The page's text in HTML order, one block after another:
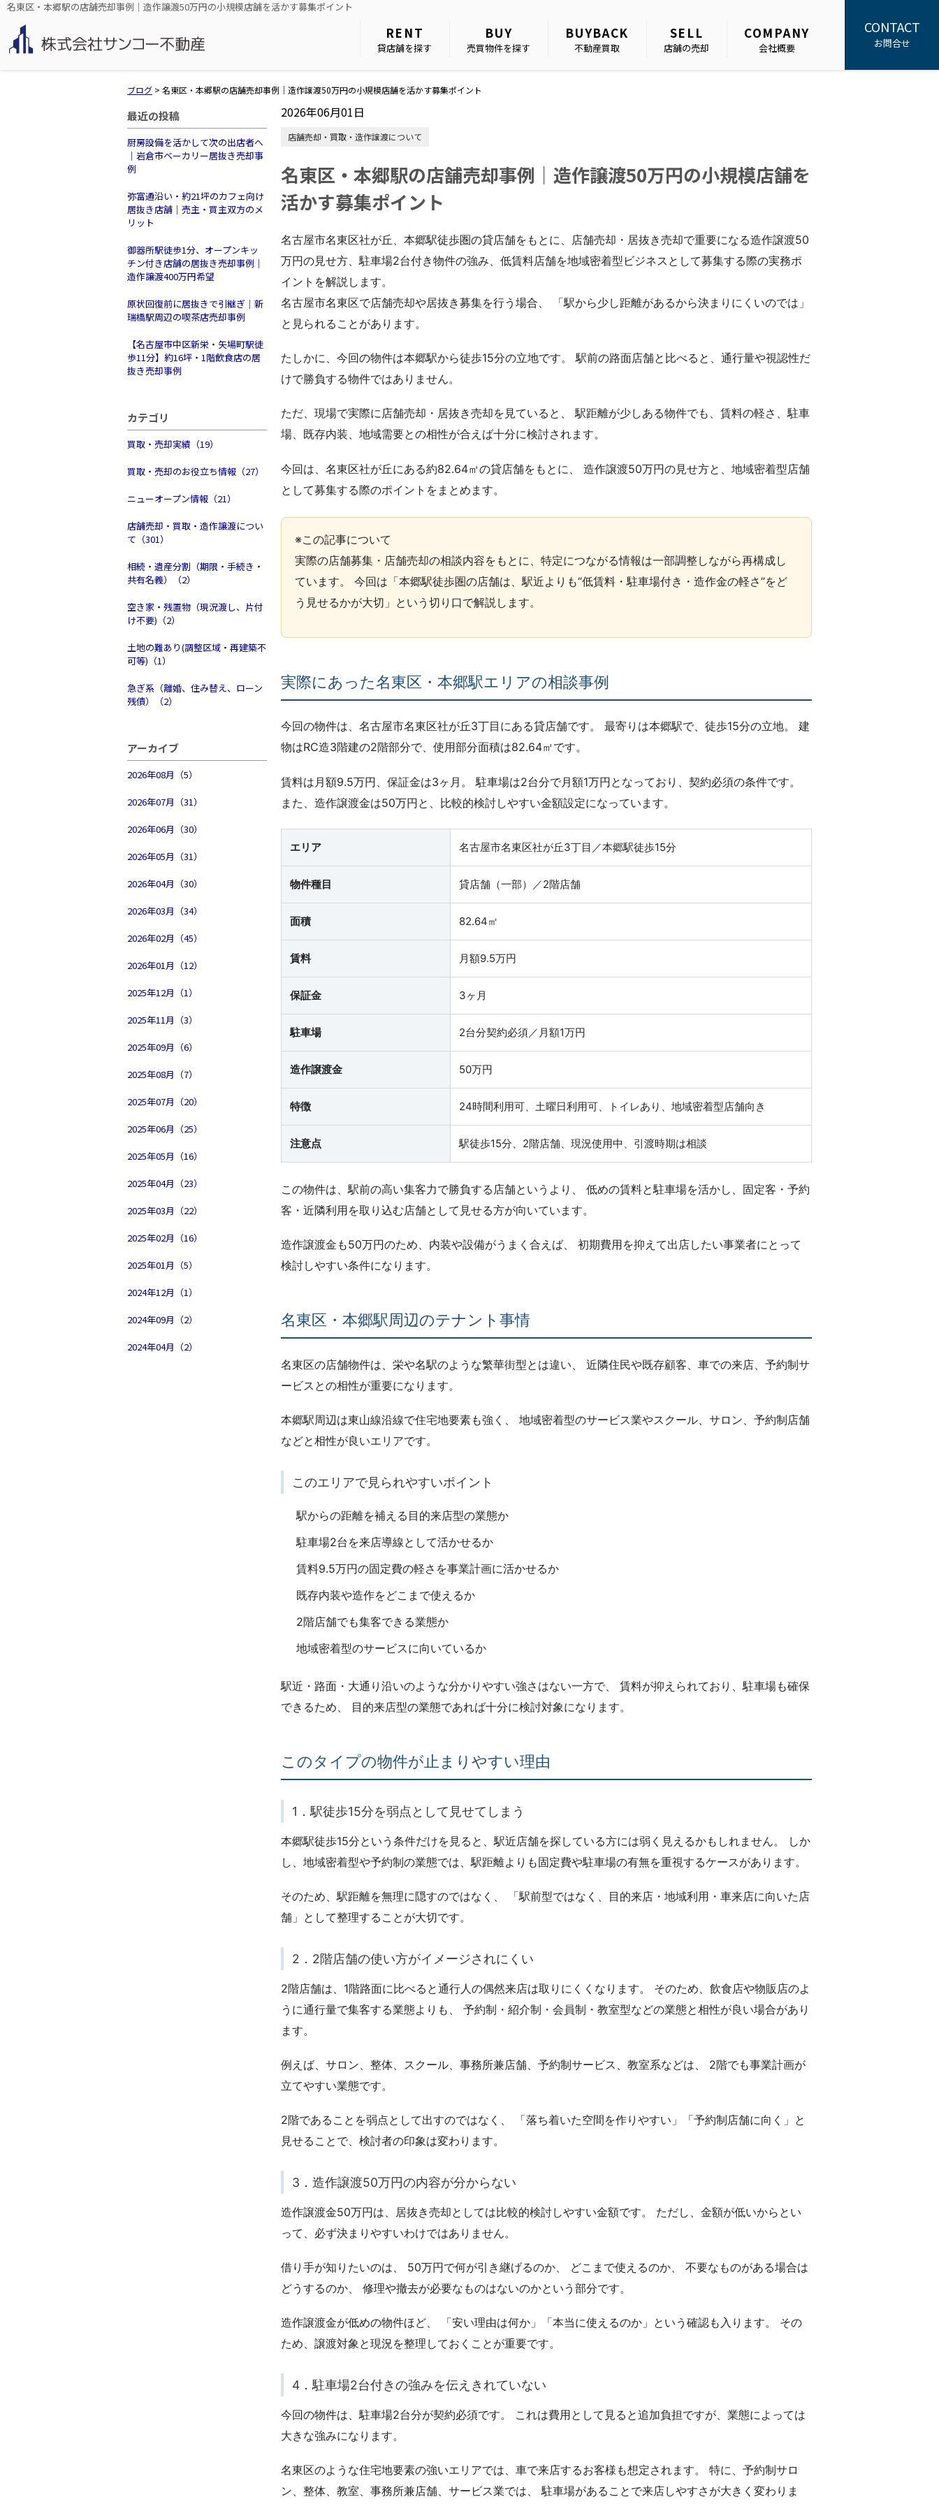
名東区・本郷駅の店舗売却事例｜造作譲渡50万円の小規模店舗を活かす募集ポイント
RENT
貸店舗を探す
BUY
売買物件を探す
BUYBACK
不動産買取
SELL
店舗の売却
COMPANY
会社概要
CONTACT
お問合せ
ブログ > 名東区・本郷駅の店舗売却事例｜造作譲渡50万円の小規模店舗を活かす募集ポイント
最近の投稿
厨房設備を活かして次の出店者へ
｜岩倉市ベーカリー居抜き売却事
例
弥富通沿い・約21坪のカフェ向け
居抜き店舗｜売主・買主双方のメ
リット
御器所駅徒歩1分、オープンキッ
チン付き店舗の居抜き売却事例｜
造作譲渡400万円希望
原状回復前に居抜きで引継ぎ｜新
瑞橋駅周辺の喫茶店売却事例
【名古屋市中区新栄・矢場町駅徒
歩11分】約16坪・1階飲食店の居
抜き売却事例
カテゴリ
買取・売却実績（19）
買取・売却のお役立ち情報（27）
ニューオープン情報（21）
店舗売却・買取・造作譲渡につい
て（301）
相続・遺産分割（期限・手続き・
共有名義）（2）
空き家・残置物（現況渡し、片付
け不要)（2）
土地の難あり(調整区域・再建築不
可等)（1）
急ぎ系（離婚、住み替え、ローン
残債）（2）
アーカイブ
2026年08月（5）
2026年07月（31）
2026年06月（30）
2026年05月（31）
2026年04月（30）
2026年03月（34）
2026年02月（45）
2026年01月（12）
2025年12月（1）
2025年11月（3）
2025年09月（6）
2025年08月（7）
2025年07月（20）
2025年06月（25）
2025年05月（16）
2025年04月（23）
2025年03月（22）
2025年02月（16）
2025年01月（5）
2024年12月（1）
2024年09月（2）
2024年04月（2）
2026年06月01日
店舗売却・買取・造作譲渡について
名東区・本郷駅の店舗売却事例｜造作譲渡50万円の小規模店舗を
活かす募集ポイント
名古屋市名東区社が丘、本郷駅徒歩圏の貸店舗をもとに、店舗売却・居抜き売却で重要になる造作譲渡50
万円の見せ方、駐車場2台付き物件の強み、低賃料店舗を地域密着型ビジネスとして募集する際の実務ポ
イントを解説します。
名古屋市名東区で店舗売却や居抜き募集を行う場合、 「駅から少し距離があるから決まりにくいのでは」
と見られることがあります。
たしかに、今回の物件は本郷駅から徒歩15分の立地です。 駅前の路面店舗と比べると、通行量や視認性だ
けで勝負する物件ではありません。
ただ、現場で実際に店舗売却・居抜き売却を見ていると、 駅距離が少しある物件でも、賃料の軽さ、駐車
場、既存内装、地域需要との相性が合えば十分に検討されます。
今回は、名東区社が丘にある約82.64㎡の貸店舗をもとに、 造作譲渡50万円の見せ方と、地域密着型店舗
として募集する際のポイントをまとめます。
※この記事について
実際の店舗募集・店舗売却の相談内容をもとに、特定につながる情報は一部調整しながら再構成し
ています。 今回は「本郷駅徒歩圏の店舗は、駅近よりも“低賃料・駐車場付き・造作金の軽さ”をど
う見せるかが大切」という切り口で解説します。
実際にあった名東区・本郷駅エリアの相談事例
今回の物件は、名古屋市名東区社が丘3丁目にある貸店舗です。 最寄りは本郷駅で、徒歩15分の立地。 建
物はRC造3階建の2階部分で、使用部分面積は82.64㎡です。
賃料は月額9.5万円、保証金は3ヶ月。 駐車場は2台分で月額1万円となっており、契約必須の条件です。
また、造作譲渡金は50万円と、比較的検討しやすい金額設定になっています。
エリア 名古屋市名東区社が丘3丁目／本郷駅徒歩15分
物件種目 貸店舗（一部）／2階店舗
面積 82.64㎡
賃料 月額9.5万円
保証金 3ヶ月
駐車場 2台分契約必須／月額1万円
造作譲渡金 50万円
特徴 24時間利用可、土曜日利用可、トイレあり、地域密着型店舗向き
注意点 駅徒歩15分、2階店舗、現況使用中、引渡時期は相談
この物件は、駅前の高い集客力で勝負する店舗というより、 低めの賃料と駐車場を活かし、固定客・予約
客・近隣利用を取り込む店舗として見せる方が向いています。
造作譲渡金も50万円のため、内装や設備がうまく合えば、 初期費用を抑えて出店したい事業者にとって
検討しやすい条件になります。
名東区・本郷駅周辺のテナント事情
名東区の店舗物件は、栄や名駅のような繁華街型とは違い、 近隣住民や既存顧客、車での来店、予約制サ
ービスとの相性が重要になります。
本郷駅周辺は東山線沿線で住宅地要素も強く、 地域密着型のサービス業やスクール、サロン、予約制店舗
などと相性が良いエリアです。
このエリアで見られやすいポイント
駅からの距離を補える目的来店型の業態か
駐車場2台を来店導線として活かせるか
賃料9.5万円の固定費の軽さを事業計画に活かせるか
既存内装や造作をどこまで使えるか
2階店舗でも集客できる業態か
地域密着型のサービスに向いているか
駅近・路面・大通り沿いのような分かりやすい強さはない一方で、 賃料が抑えられており、駐車場も確保
できるため、 目的来店型の業態であれば十分に検討対象になります。
このタイプの物件が止まりやすい理由
1．駅徒歩15分を弱点として見せてしまう
本郷駅徒歩15分という条件だけを見ると、駅近店舗を探している方には弱く見えるかもしれません。 しか
し、地域密着型や予約制の業態では、駅距離よりも固定費や駐車場の有無を重視するケースがあります。
そのため、駅距離を無理に隠すのではなく、 「駅前型ではなく、目的来店・地域利用・車来店に向いた店
舗」として整理することが大切です。
2．2階店舗の使い方がイメージされにくい
2階店舗は、1階路面に比べると通行人の偶然来店は取りにくくなります。 そのため、飲食店や物販店のよ
うに通行量で集客する業態よりも、 予約制・紹介制・会員制・教室型などの業態と相性が良い場合があり
ます。
例えば、サロン、整体、スクール、事務所兼店舗、予約制サービス、教室系などは、 2階でも事業計画が
立てやすい業態です。
2階であることを弱点として出すのではなく、 「落ち着いた空間を作りやすい」「予約制店舗に向く」と
見せることで、検討者の印象は変わります。
3．造作譲渡50万円の内容が分からない
造作譲渡金50万円は、居抜き売却としては比較的検討しやすい金額です。 ただし、金額が低いからとい
って、必ず決まりやすいわけではありません。
借り手が知りたいのは、 50万円で何が引き継げるのか、 どこまで使えるのか、 不要なものがある場合は
どうするのか、 修理や撤去が必要なものはないのかという部分です。
造作譲渡金が低めの物件ほど、 「安い理由は何か」「本当に使えるのか」という確認も入ります。 その
ため、譲渡対象と現況を整理しておくことが重要です。
4．駐車場2台付きの強みを伝えきれていない
今回の物件は、駐車場2台分が契約必須です。 これは費用として見ると追加負担ですが、業態によっては
大きな強みになります。
名東区のような住宅地要素の強いエリアでは、車で来店するお客様も想定されます。 特に、予約制サロ
ン、整体、教室、事務所兼店舗、サービス業では、 駐車場があることで来店しやすさが大きく変わりま